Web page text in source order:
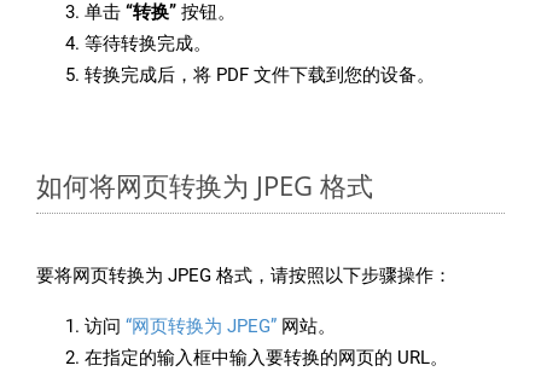
单击 “转换” 按钮。
等待转换完成。
转换完成后，将 PDF 文件下载到您的设备。
如何将网页转换为 JPEG 格式
要将网页转换为 JPEG 格式，请按照以下步骤操作：
访问 “网页转换为 JPEG” 网站。
在指定的输入框中输入要转换的网页的 URL。